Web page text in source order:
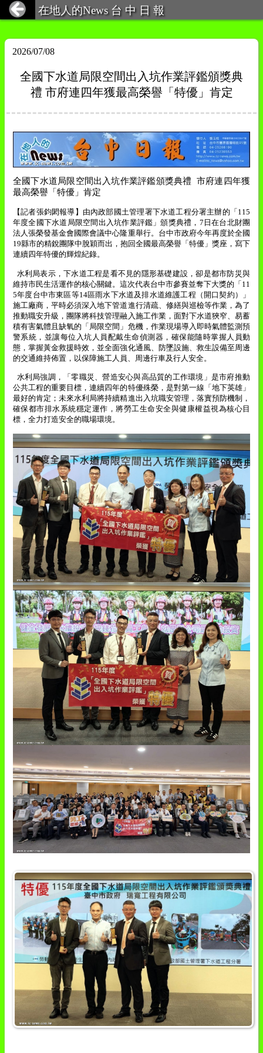
在地人的News 台 中 日 報
2026/07/08
全國下水道局限空間出入坑作業評鑑頒獎典
禮 市府連四年獲最高榮譽「特優」肯定
全國下水道局限空間出入坑作業評鑑頒獎典禮
市府連四年獲
最高榮譽「特優」肯定
【記者張鈞閎報導】由內政部國土管理署下水道工程分署主辦的「 115
年度全國下水道局限空間出入坑作業評鑑」頒獎典禮， 7 日在台北財團
法人張榮發基金會國際會議中心隆重舉行。台中市政府今年再度於全國
19縣市的精銳團隊中脫穎而出，抱回全國最高榮譽「特優」獎座，寫下
連續四年特優的輝煌紀錄。
水利局表示，下水道工程是看不見的隱形基礎建設，卻是都市防災與
維持市民生活運作的核心關鍵。這次代表台中市參賽並奪下大獎的「11
5年度台中市東區等14區雨水下水道及排水道維護工程（開口契約）」
施工廠商，平時必須深入地下管道進行清疏、修繕與巡檢等作業，為了
推動職安升級，團隊將科技管理融入施工作業，面對下水道狹窄、易蓄
積有害氣體且缺氧的「局限空間」危機，作業現場導入即時氣體監測預
警系統，並讓每位入坑人員配戴生命偵測器，確保能隨時掌握人員動
態，掌握黃金救援時效，並全面強化通風、防墜設施、救生設備至周邊
的交通維持佈置，以保障施工人員、周邊行車及行人安全。
水利局強調，「零職災、營造安心與高品質的工作環境」是市府推動
公共工程的重要目標，連續四年的特優殊榮，是對第一線「地下英雄」
最好的肯定；未來水利局將持續精進出入坑職安管理，落實預防機制，
確保都市排水系統穩定運作，將勞工生命安全與健康權益視為核心目
標，全力打造安全的職場環境。